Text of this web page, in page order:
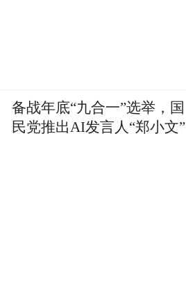
备战年底“九合一”选举，国
民党推出AI发言人“郑小文”